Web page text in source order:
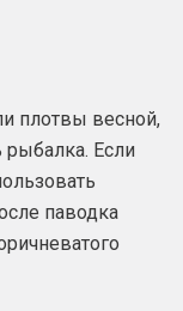
плотвы весной,
рыбалка. Если
паводка